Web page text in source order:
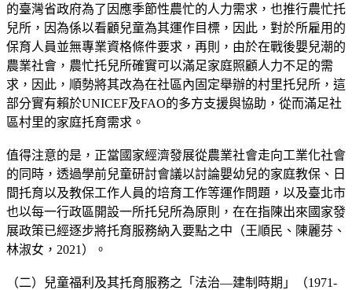
的臺灣省政府為了因應季節性農忙的人力需求，也推行農忙托
兒所，因為係以看顧兒童為其運作目標，因此，對於所雇用的
保育人員並無專業資格條件要求，再則，由於在戰後嬰兒潮的
農業社會，農忙托兒所確實可以滿足家庭照顧人力不足的需
求，因此，順勢將其改為在社區內固定舉辦的村里托兒所，這
部分實有賴於UNICEF及FAO的多方支援與協助，從而滿足社
區村里的家庭托育需求。
值得注意的是，正當國家經濟發展從農業社會走向工業化社會
的同時，透過學前兒童研討會議以討論嬰幼兒的家庭教保、日
間托育以及教保工作人員的培育工作等運作問題，以及臺北市
也以每一行政區開設一所托兒所為原則，在在指陳出來國家發
展政策已經逐步將托育服務納入要點之中（王順民、陳麗芬、
林淑女，2021）。
（二）兒童福利及其托育服務之「法治—建制時期」（1971-